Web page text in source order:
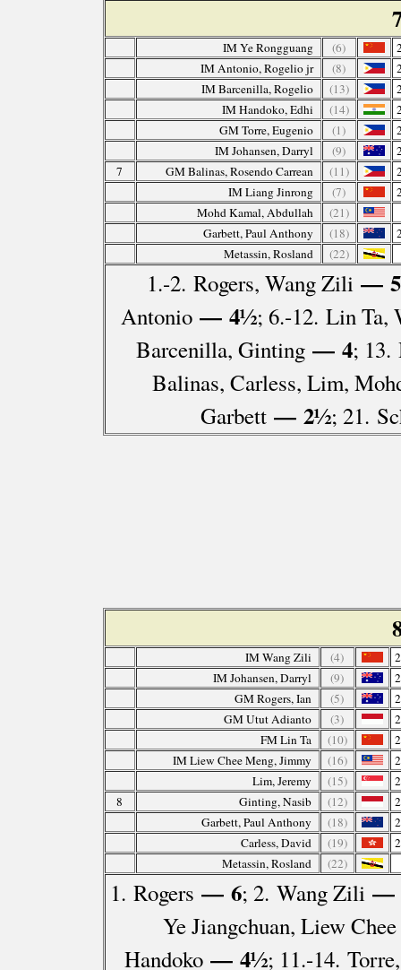
IM Ye Rongguang (6)
IM Antonio, Rogelio jr
(8)
IM Barcenilla, Rogelio
(13)
IM Handoko, Edhi
(14)
GM Torre, Eugenio
(1)
IM Johansen, Darryl
(9)
7
GM Balinas, Rosendo Carrean (11)
IM Liang Jinrong
(7)
Mohd Kamal, Abdullah
(21)
Garbett, Paul Anthony
(18)
Metassin, Rosland
(22)
1.-2. Rogers, Wang Zili — 5
Antonio — 4½; 6.-12. Lin Ta,
Barcenilla, Ginting — 4; 13.
Balinas, Carless, Lim,
Garbett— 2½; 21.
IM Wang Zili (4)
IM Johansen, Darryl
(9)
GM Rogers, Ian
(5)
GM Utut Adianto
(3)
FM Lin Ta
(10)
IM Liew Chee Meng, Jimmy
(16)
Lim, Jeremy
(15)
8
Ginting, Nasib (12)
Garbett, Paul Anthony
(18)
Carless, David
(19)
Metassin, Rosland
(22)
1. Rogers — 6; 2. Wang Zili—
Ye Jiangchuan, Liew
Handoko— 4½; 11.-14.